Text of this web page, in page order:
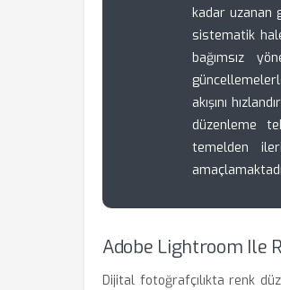
kadar uzanan
sistematik
bağımsız
akışını
düzenleme
temelden
Adobe Lightroom Ile
Dijital fotoğrafçılıkta renk